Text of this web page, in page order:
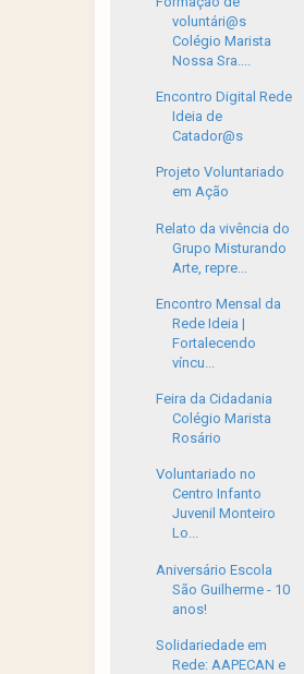
voluntári@s
Colégio Marista
Nossa Sra....
Encontro Digital Rede
Ideia de
Catador@s
Projeto Voluntariado
em Ação
Relato da vivência do
Grupo Misturando
Arte, repre...
Encontro Mensal da
Rede Ideia |
Fortalecendo
víncu...
Feira da Cidadania
Colégio Marista
Rosário
Voluntariado no
Centro Infanto
Juvenil Monteiro
Lo...
Aniversário Escola
São Guilherme - 10
anos!
Solidariedade em
Rede: AAPECAN e